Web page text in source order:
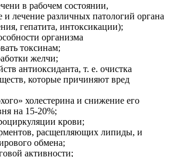
в рабочем состоянии,
и лечение различных патологий органа
гепатита, интоксикации);
организма
токсинам;
желчи;
антиоксиданта, т. е. очистка
которые причиняют вред
холестерина и снижение его
на 15-20%;
крови;
расщепляющих липиды, и
обмена;
активности;